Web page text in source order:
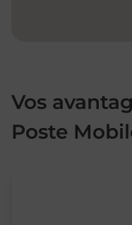
Vos
Poste